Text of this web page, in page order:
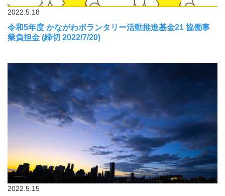
2022.5.18
令和5年度 かながわボランタリー活動推進基金21 協働事
業負担金 (締切 2022/7/20)
2022.5.15